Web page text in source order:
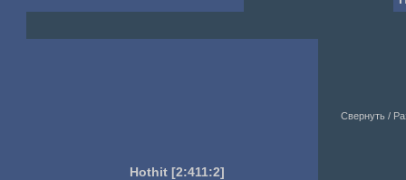
Hothit [2:411:2]
Свернуть /